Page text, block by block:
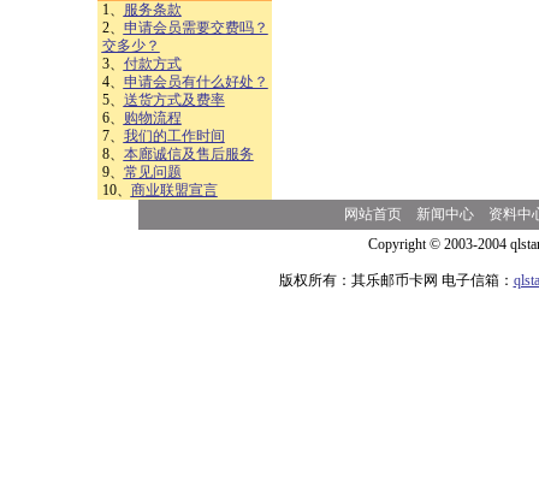
1、
服务条款
2、 申请会员需要交费吗？
交多少？
3、 付款方式
4、 申请会员有什么好处？
5、 送货方式及费率
6、
购物流程
7、 我们的工作时间
8、 本廊诚信及售后服务
9、 常见问题
10、 商业联盟宣言
网站首页 新闻中心
资料中
Copyright © 2003-2004
版权所有：其乐邮币卡网 电子信箱：